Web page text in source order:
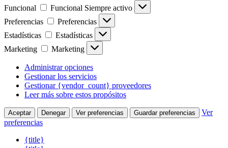
Funcional
Funcional Siempre activo
Preferencias
Preferencias
Estadísticas
Estadísticas
Marketing
Marketing
Administrar opciones
Gestionar los servicios
Gestionar {vendor_count} proveedores
Leer más sobre estos propósitos
Aceptar Denegar Ver preferencias Guardar preferencias
Ver
preferencias
{title}